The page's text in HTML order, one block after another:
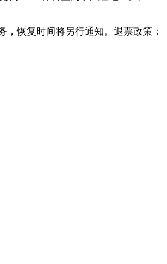
恢复时间将另行通知。退票政策：